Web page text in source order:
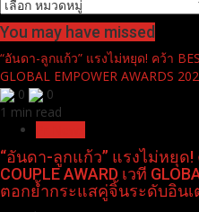
You may have missed
“อันดา-ลูกแก้ว” แรงไม่หยุด! คว้า
GLOBAL EMPOWER AWARDS
0
0
1 min read
“อันดา-ลูกแก้ว” แรงไม่หยุด!
COUPLE AWARD เวที
ตอกย้ำกระแสคู่จิ้นระดับอินเ